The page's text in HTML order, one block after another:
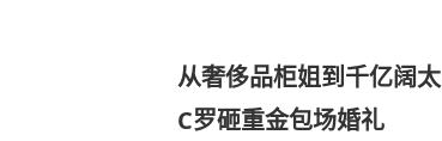
从奢侈品柜姐到千亿阔
C罗砸重金包场婚礼